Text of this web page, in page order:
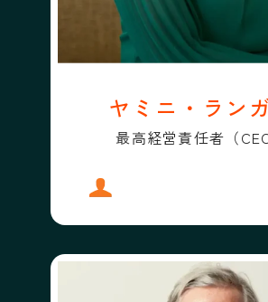
ヤミニ・ラン
最高経営責任者（CEO